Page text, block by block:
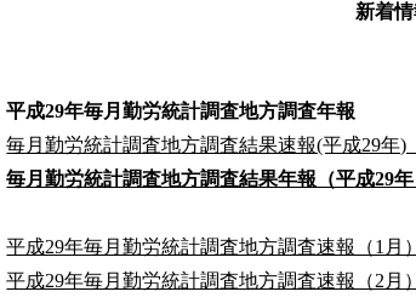
新着
平成29年毎月勤労統計調査地方調査年報
毎月勤労統計調査地方調査結果速報(平成29年)
毎月勤労統計調査地方調査結果年報（平成29
平成29年毎月勤労統計調査地方調査速報（1月）
平成29年毎月勤労統計調査地方調査速報（2月）